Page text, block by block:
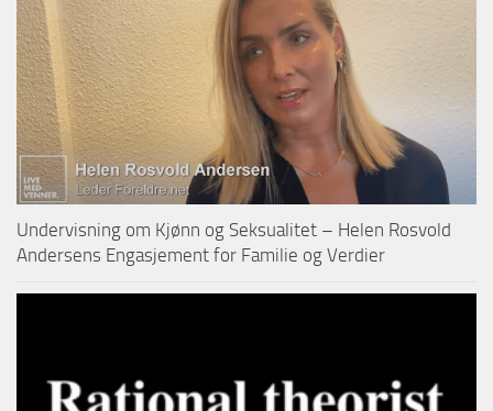
Undervisning om Kjønn og Seksualitet – Helen Rosvold
Andersens Engasjement for Familie og Verdier